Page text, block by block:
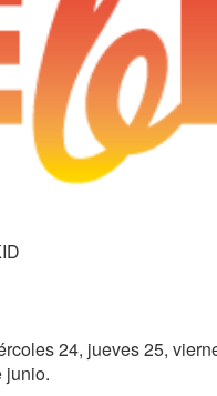
24, jueves 25,
junio.